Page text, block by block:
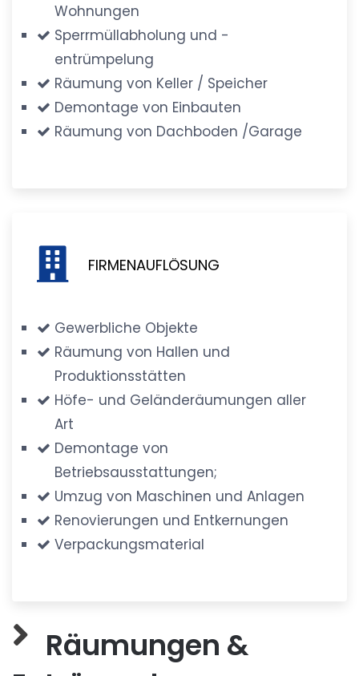
Wohnungen
Sperrmüllabholung und -
entrümpelung
Räumung von Keller / Speicher
Demontage von Einbauten
Räumung von Dachboden /Garage
FIRMENAUFLÖSUNG
Gewerbliche Objekte
Räumung von Hallen und
Produktionsstätten
Höfe- und Geländeräumungen aller
Art
Demontage von
Betriebsausstattungen;
Umzug von Maschinen und Anlagen
Renovierungen und Entkernungen
Verpackungsmaterial
Räumungen &